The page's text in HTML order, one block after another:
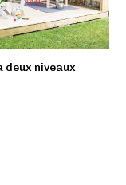
deux niveaux